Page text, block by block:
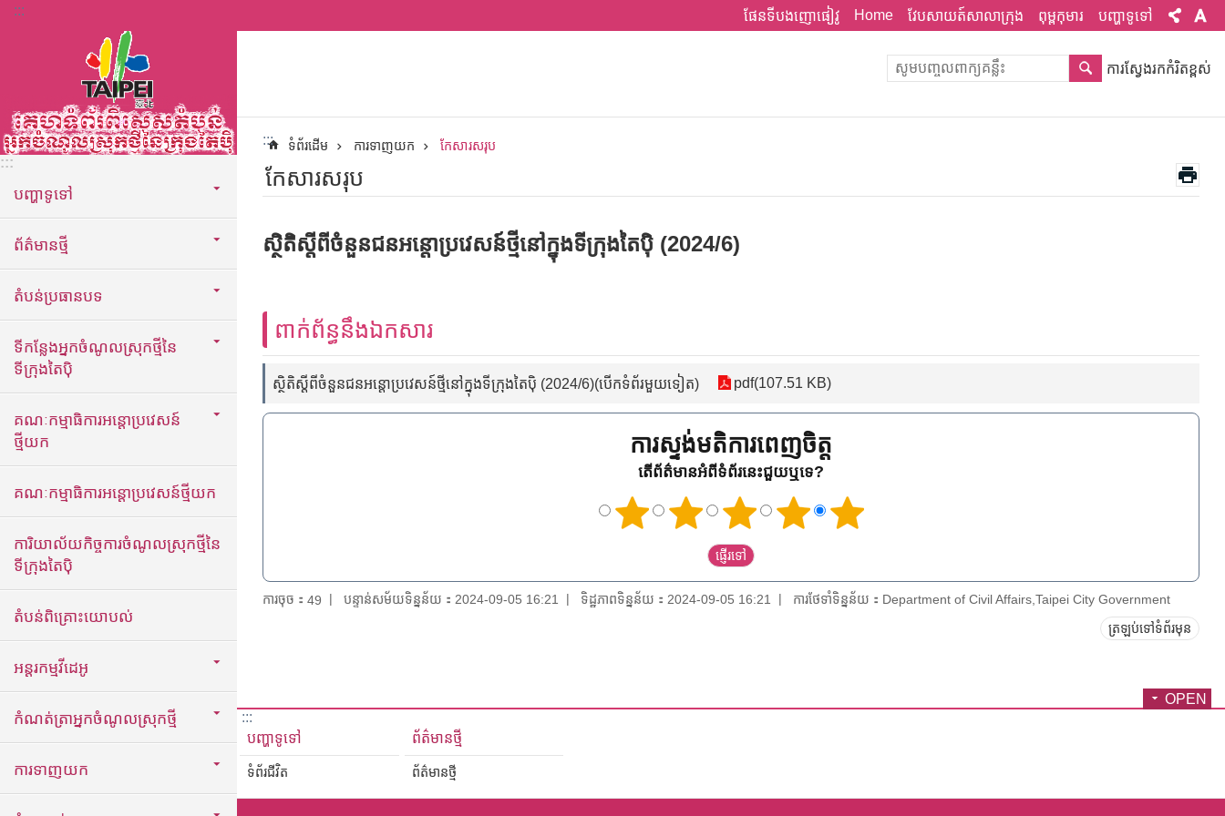
ទៅកាន់មាតិកាប្លុកមាតិកាសំខាន់
::: ផែនទីបងញោផៀវូ Home វែបសាយត៍សាលាក្រុង ពុម្ពកុមារ បញ្ហាទូទៅ
:::
បញ្ហាទូទៅ
ព័ត៌មានថ្មី
តំបន់ប្រធានបទ
ទីកន្លែងអ្នកចំណូលស្រុកថ្មីនៃ
ទីក្រុងតៃប៉ិ
គណៈកម្មាធិការអន្តោប្រវេសន៍
ថ្មីយក
គណៈកម្មាធិការអន្តោប្រវេសន៍ថ្មីយក
ការិយាល័យកិច្ចការចំណូលស្រុកថ្មីនៃ
ទីក្រុងតៃប៉ិ
តំបន់ពិគ្រោះយោបល់
អន្តរកម្មវីដេអូ
កំណត់ត្រាអ្នកចំណូលស្រុកថ្មី
ការទាញយក
ការស្វែងរកកំរិតខ្ពស់
::: ទំព័រដើម ការទាញយក កែសារសរុប
កែសារសរុប
ស្ថិតិស្តីពីចំនួនជនអន្តោប្រវេសន៍ថ្មីនៅក្នុងទីក្រុងតៃប៉ិ (2024/6)
ពាក់ព័ន្ធនឹងឯកសារ
ស្ថិតិស្តីពីចំនួនជនអន្តោប្រវេសន៍ថ្មីនៅក្នុងទីក្រុងតៃប៉ិ (2024/6)(បើកទំព័រមួយទៀត) pdf(107.51 KB)
ការស្ទង់មតិការពេញចិត្ត
តើព័ត៌មានអំពីទំព័រនេះជួយឬទេ?
ការចុច： 49 បន្ទាន់សម័យទិន្នន័យ：2024-09-05 16:21 ទិដ្ឋភាពទិន្នន័យ：2024-09-05 16:21 ការថែទាំទិន្នន័យ：Department of Civil Affairs,Taipei City Government
ត្រឡប់ទៅទំព័រមុន
OPEN
:::
បញ្ហាទូទៅ
ទំព័រជីវិត
ព័ត៌មានថ្មី
ព័ត៌មានថ្មី